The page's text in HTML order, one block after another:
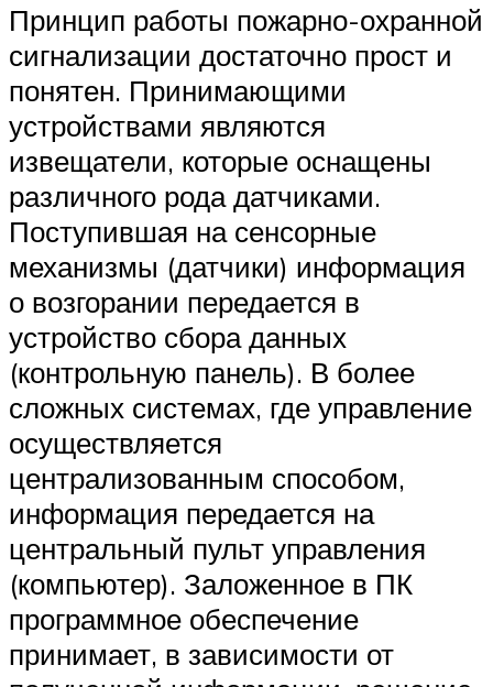
Принцип работы пожарно-охранной
сигнализации достаточно прост и
понятен. Принимающими
устройствами являются
извещатели, которые оснащены
различного рода датчиками.
Поступившая на сенсорные
механизмы (датчики) информация
о возгорании передается в
устройство сбора данных
(контрольную панель). В более
сложных системах, где управление
осуществляется
централизованным способом,
информация передается на
центральный пульт управления
(компьютер). Заложенное в ПК
программное обеспечение
принимает, в зависимости от